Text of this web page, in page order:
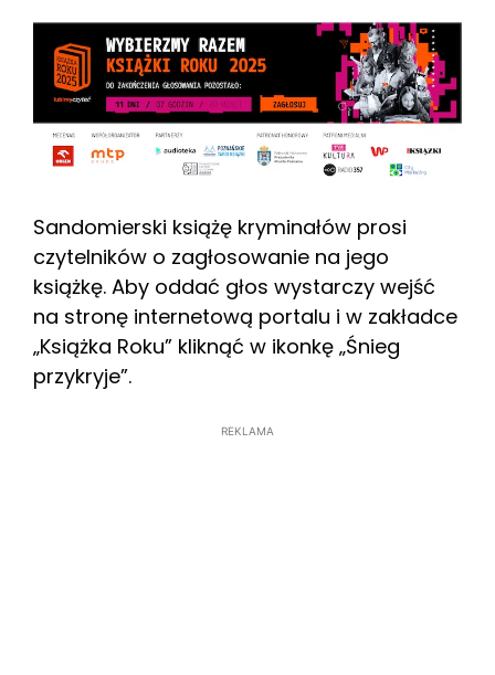
Sandomierski książę kryminałów prosi
czytelników o zagłosowanie na jego
książkę. Aby oddać głos wystarczy wejść
na stronę internetową portalu i w zakładce
„Książka Roku” kliknąć w ikonkę „Śnieg
przykryje”.
REKLAMA